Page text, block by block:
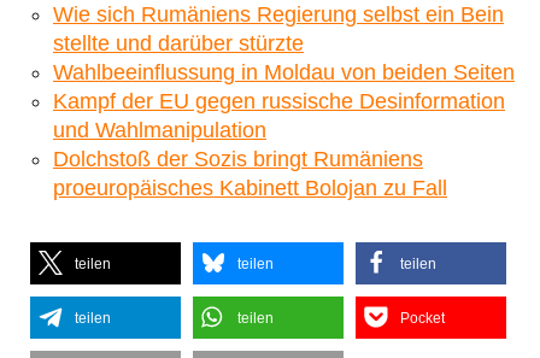
Wie sich Rumäniens Regierung selbst ein Bein
stellte und darüber stürzte
Wahlbeeinflussung in Moldau von beiden Seiten
Kampf der EU gegen russische Desinformation
und Wahlmanipulation
Dolchstoß der Sozis bringt Rumäniens
proeuropäisches Kabinett Bolojan zu Fall
teilen teilen teilen
teilen teilen Pocket